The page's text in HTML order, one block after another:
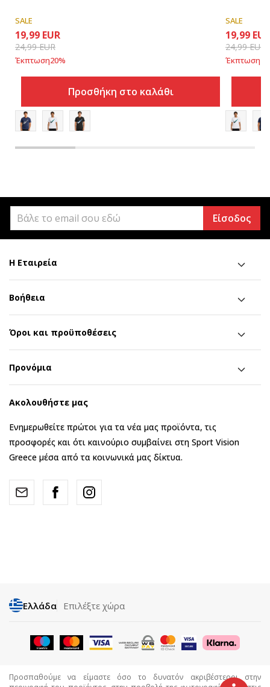
SALE
19,99 EUR
24,99EUR
Έκπτωση20%
Προσθήκη στο καλάθι
SALE
19,99 EUR
24,99EUR
Έκπτωση
Είσοδος
Η Εταιρεία
Βοήθεια
Όροι και προϋποθέσεις
Προνόμια
Ακολουθήστε μας
Ενημερωθείτε πρώτοι για τα νέα μας προϊόντα, τις
προσφορές και ότι καινούριο συμβαίνει στη Sport Vision
Greece μέσα από τα κοινωνικά μας δίκτυα.
Ελλάδα Επιλέξτε χώρα
Προσπαθούμε να είμαστε όσο το δυνατόν ακριβέστεροι στην